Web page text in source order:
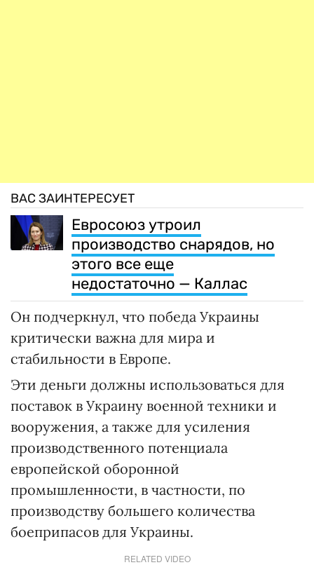
ВАС ЗАИНТЕРЕСУЕТ
Евросоюз утроил
производство снарядов, но
этого все еще
недостаточно — Каллас
Он подчеркнул, что победа Украины
критически важна для мира и
стабильности в Европе.
Эти деньги должны использоваться для
поставок в Украину военной техники и
вооружения, а также для усиления
производственного потенциала
европейской оборонной
промышленности, в частности, по
производству большего количества
боеприпасов для Украины.
RELATED VIDEO